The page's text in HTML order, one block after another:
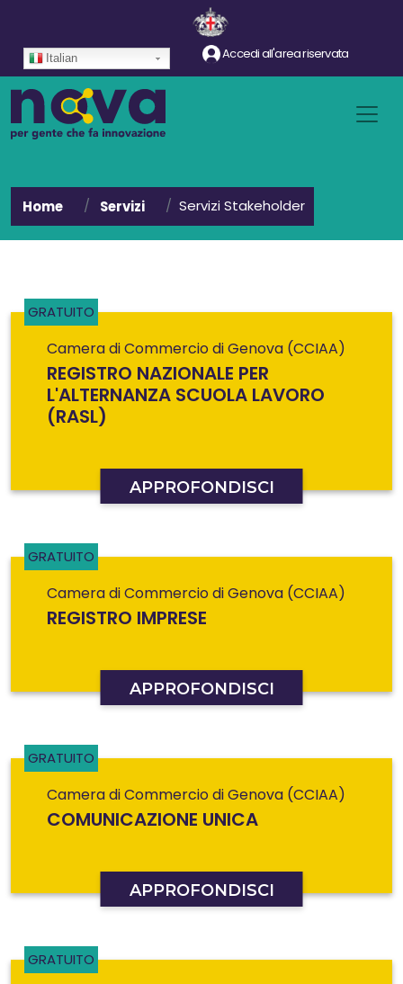
Salta al contenuto principale
Italian Accedi all'area riservata
Home Servizi Servizi Stakeholder
GRATUITO
Camera di Commercio di Genova (CCIAA)
REGISTRO NAZIONALE PER
L'ALTERNANZA SCUOLA LAVORO
(RASL)
APPROFONDISCI
GRATUITO
Camera di Commercio di Genova (CCIAA)
REGISTRO IMPRESE
APPROFONDISCI
GRATUITO
Camera di Commercio di Genova (CCIAA)
COMUNICAZIONE UNICA
APPROFONDISCI
GRATUITO